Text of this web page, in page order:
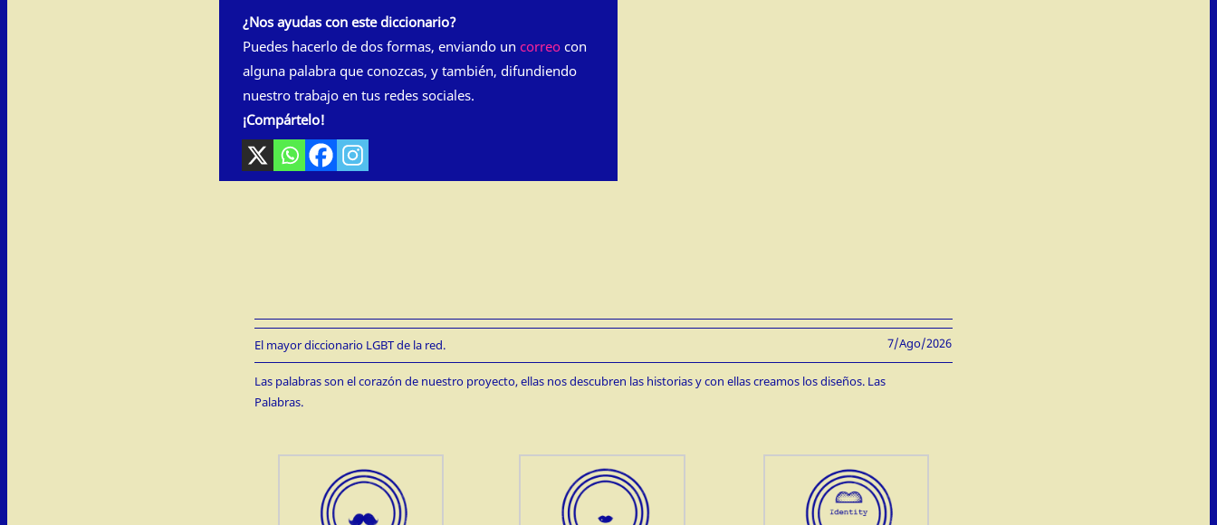
¿Nos ayudas con este diccionario?
Puedes hacerlo de dos formas, enviando un correo con
alguna palabra que conozcas, y también, difundiendo
nuestro trabajo en tus redes sociales.
¡Compártelo!
El mayor diccionario LGBT de la red. 7/Ago/2026
Las palabras son el corazón de nuestro proyecto, ellas nos descubren las historias y con ellas creamos los diseños. Las
Palabras.